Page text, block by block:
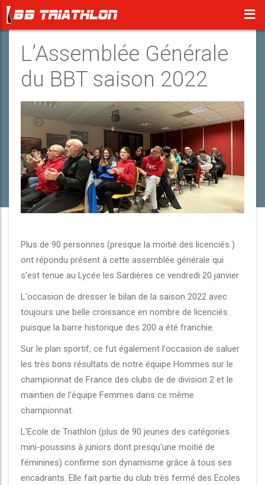
L’Assemblée Générale
du BBT saison 2022
Plus de 90 personnes (presque la moitié des licenciés )
ont répondu présent à cette assemblée générale qui
s'est tenue au Lycée les Sardières ce vendredi 20 janvier
L'occasion de dresser le bilan de la saison 2022 avec
toujours une belle croissance en nombre de licenciés
puisque la barre historique des 200 a été franchie.
Sur le plan sportif, ce fut également l'occasion de saluer
les très bons résultats de notre équipe Hommes sur le
championnat de France des clubs de de division 2 et le
maintien de l'équipe Femmes dans ce même
championnat.
L'Ecole de Triathlon (plus de 90 jeunes des catégories
mini-poussins à juniors dont presqu'une moitié de
féminines) confirme son dynamisme grâce à tous ses
encadrants. Elle fait partie du club très fermé des Ecoles